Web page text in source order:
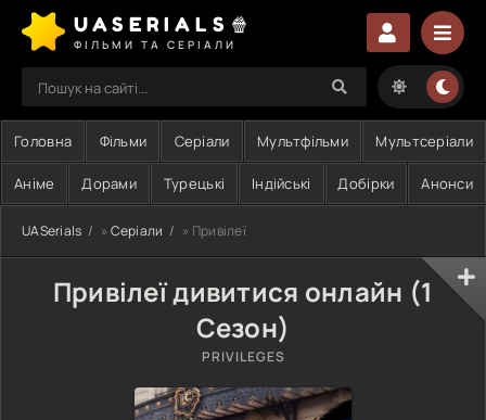
UASERIALS🍿
ФІЛЬМИ ТА СЕРІАЛИ
Головна Фільми Серіали Мультфільми Мультсеріали
Аніме Дорами Турецькі Індійські Добірки Анонси
UASerials » Серіали » Привілеї
Привілеї дивитися онлайн (1
Сезон)
PRIVILEGES